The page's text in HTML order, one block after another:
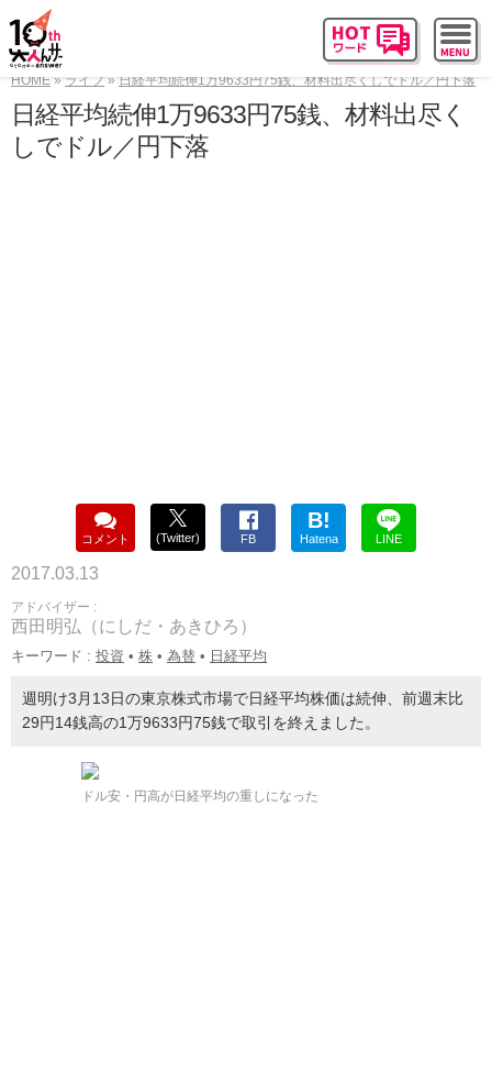
HOME ライフ 日経平均続伸1万9633円75銭、材料出尽くしでドル／円下落
日経平均続伸1万9633円75銭、材料出尽く
しでドル／円下落
コメント (Twitter) FB
B!
Hatena LINE
2017.03.13
アドバイザー :
西田明弘（にしだ・あきひろ）
キーワード : 投資 • 株 • 為替 • 日経平均
週明け3月13日の東京株式市場で日経平均株価は続伸、前週末比
29円14銭高の1万9633円75銭で取引を終えました。
ドル安・円高が日経平均の重しになった